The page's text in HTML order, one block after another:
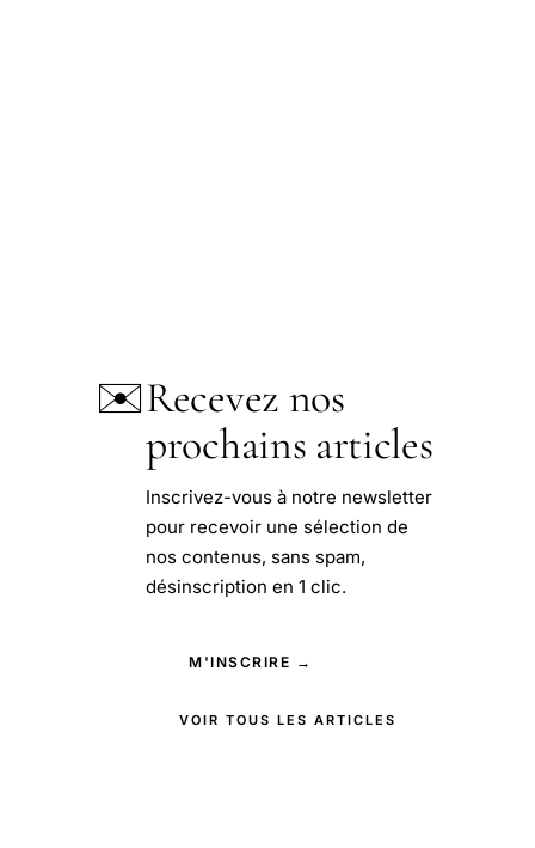
✉️Recevez nos
prochains articles
Inscrivez-vous à notre newsletter
pour recevoir une sélection de
nos contenus, sans spam,
désinscription en 1 clic.
M'INSCRIRE →
VOIR TOUS LES ARTICLES